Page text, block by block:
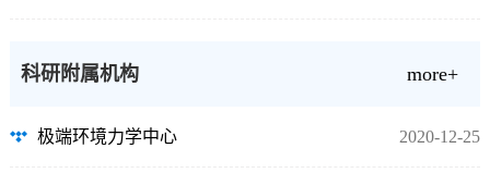
科研附属机构 more+
极端环境力学中心 2020-12-25